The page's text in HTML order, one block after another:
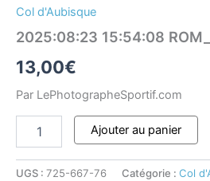
Col d'Aubisque
2025:08:23 15:54:08
13,00€
Par LePhotographeSportif.com
Ajouter au panier
UGS : 725-667-76 Catégorie : Col